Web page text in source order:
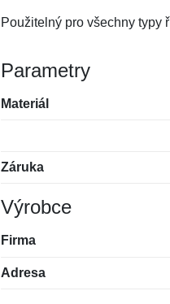
Použitelný pro všechny typy
Parametry
Materiál
Záruka
Výrobce
Firma
Adresa